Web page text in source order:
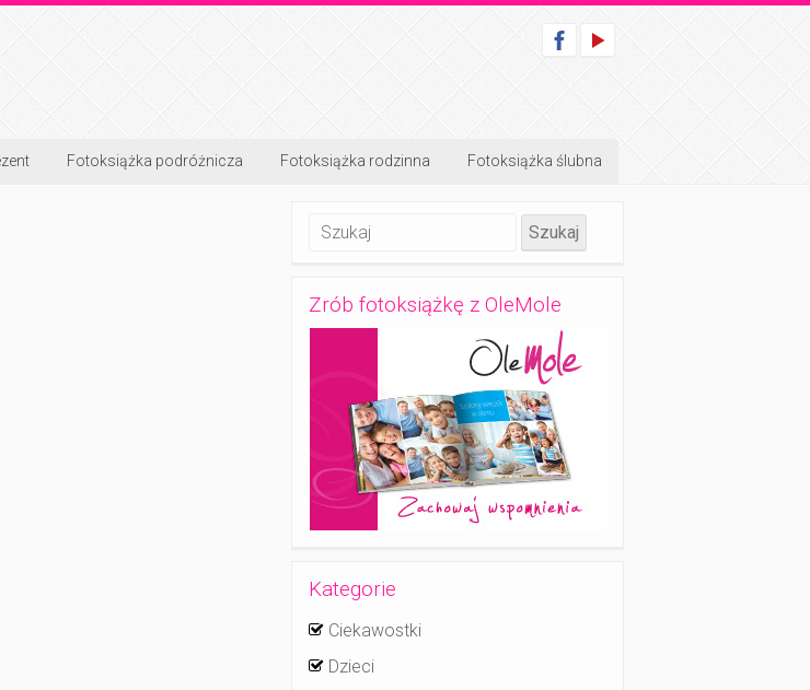
Fotoksiążka podróżnicza Fotoksiążka rodzinna Fotoksiążka ślubna
Zrób fotoksiążkę z OleMole
Kategorie
Ciekawostki
Dzieci